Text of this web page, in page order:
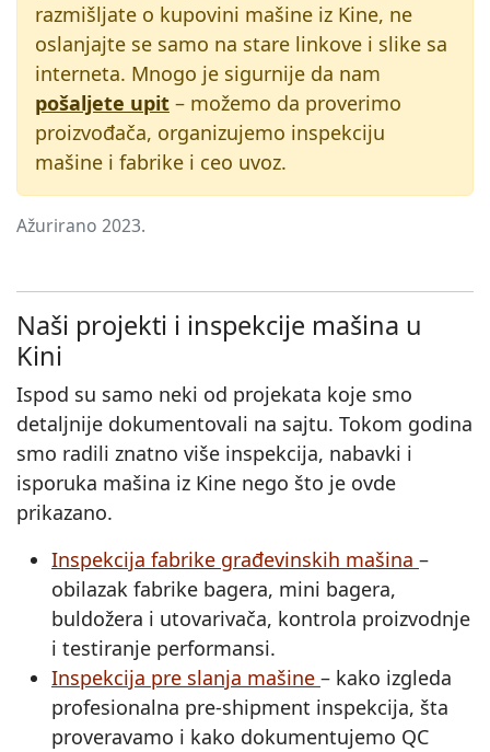
razmišljate o kupovini mašine iz Kine, ne
oslanjajte se samo na stare linkove i slike sa
interneta. Mnogo je sigurnije da nam
pošaljete upit – možemo da proverimo
proizvođača, organizujemo inspekciju
mašine i fabrike i ceo uvoz.
Ažurirano 2023.
Naši projekti i inspekcije mašina u
Kini
Ispod su samo neki od projekata koje smo
detaljnije dokumentovali na sajtu. Tokom godina
smo radili znatno više inspekcija, nabavki i
isporuka mašina iz Kine nego što je ovde
prikazano.
Inspekcija fabrike građevinskih mašina –
obilazak fabrike bagera, mini bagera,
buldožera i utovarivača, kontrola proizvodnje
i testiranje performansi.
Inspekcija pre slanja mašine – kako izgleda
profesionalna pre-shipment inspekcija, šta
proveravamo i kako dokumentujemo QC